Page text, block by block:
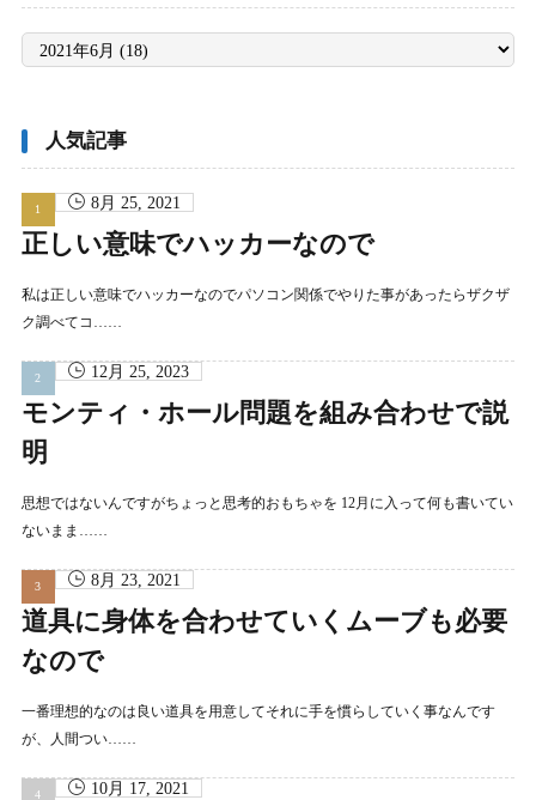
月
ア
ブ
人気記事
8月 25, 2021
正しい意味でハッカーなので
私は正しい意味でハッカーなのでパソコン関係でやりた事があったらザクザ
ク調べてコ……
12月 25, 2023
モンティ・ホール問題を組み合わせで説
明
思想ではないんですがちょっと思考的おもちゃを 12月に入って何も書いてい
ないまま……
8月 23, 2021
道具に身体を合わせていくムーブも必要
なので
一番理想的なのは良い道具を用意してそれに手を慣らしていく事なんです
が、人間つい……
10月 17, 2021